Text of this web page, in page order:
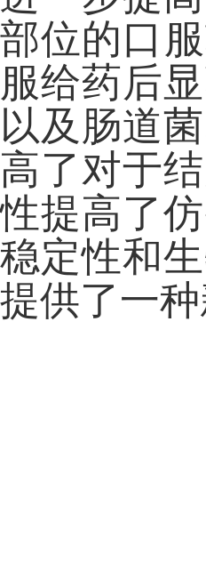
部位的口
服给药后
以及肠道
高了对于
性提高了
稳定性和
提供了一